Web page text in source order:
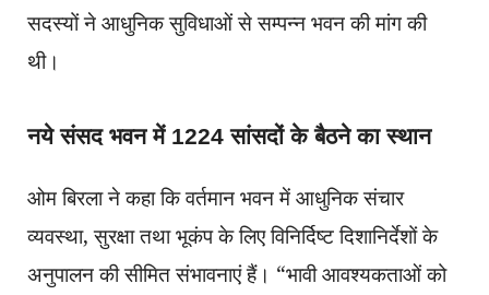
सदस्यों ने आधुनिक सुविधाओं से सम्पन्न भवन की मांग की
थी।
नये संसद भवन में 1224 सांसदों के बैठने का स्थान
ओम बिरला ने कहा कि वर्तमान भवन में आधुनिक संचार
व्यवस्था, सुरक्षा तथा भूकंप के लिए विनिर्दिष्ट दिशानिर्देशों के
अनुपालन की सीमित संभावनाएं हैं। “भावी आवश्यकताओं को